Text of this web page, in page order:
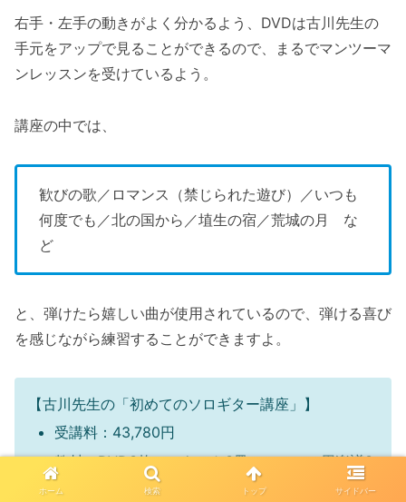
右手・左手の動きがよく分かるよう、DVDは古川先生の
手元をアップで見ることができるので、まるでマンツーマ
ンレッスンを受けているよう。
講座の中では、
歓びの歌／ロマンス（禁じられた遊び）／いつも
何度でも／北の国から／埴生の宿／荒城の月 な
ど
と、弾けたら嬉しい曲が使用されているので、弾ける喜び
を感じながら練習することができますよ。
【古川先生の「初めてのソロギター講座」】
受講料：43,780円
教材：DVD3枚・テキスト3冊・レッスン用楽譜3
冊
ホーム 検索 トップ サイドバー